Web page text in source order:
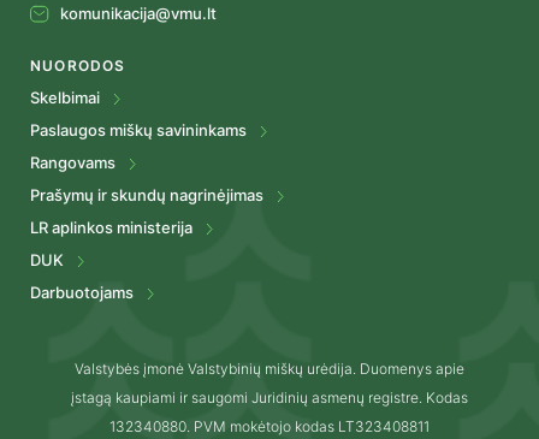
komunikacija@vmu.lt
NUORODOS
Skelbimai
Paslaugos miškų savininkams
Rangovams
Prašymų ir skundų nagrinėjimas
LR aplinkos ministerija
DUK
Darbuotojams
Valstybės įmonė Valstybinių miškų urėdija. Duomenys apie
įstagą kaupiami ir saugomi Juridinių asmenų registre. Kodas
132340880. PVM mokėtojo kodas LT323408811